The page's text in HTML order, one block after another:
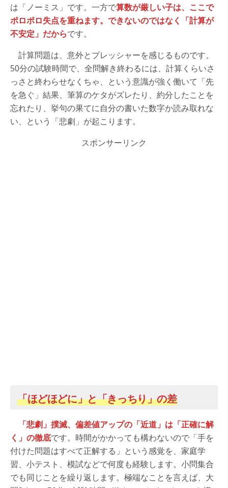
は「ノーミス」です。一方で算数が厳しい子は、ここで
ポロポロ失点を重ねます。できないのではなく「計算が
不安定」だからです。
計算問題は、意外とプレッシャーを感じるものです。
50分の試験時間で、全問解き終わるには、計算くらいさ
っさと終わらせなくちゃ、という意識が強く働いて「先
を急ぐ」結果、筆算のケタがズレたり、約分したことを
忘れたり、挙句の果てに自分の書いた数字か読み取れな
い、という「悲劇」が起こります。
スポンサーリンク
「ほどほどに」と「きっちり」の差
「悲劇」撲滅、偏差値アップの「近道」は「正確に解
く」の徹底です。時間がかかっても構わないので「手を
付けた問題はすべて正解する」という感覚を、家庭学
習、小テスト、模試などで何度も経験します。小問集合
でも同じことを繰り返します。極端なことを言えば、大